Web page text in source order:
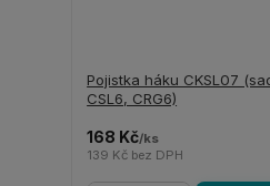
Pojistka háku CKSL07
CSL6, CRG6)
168 Kč/ks
139 Kč bez DPH